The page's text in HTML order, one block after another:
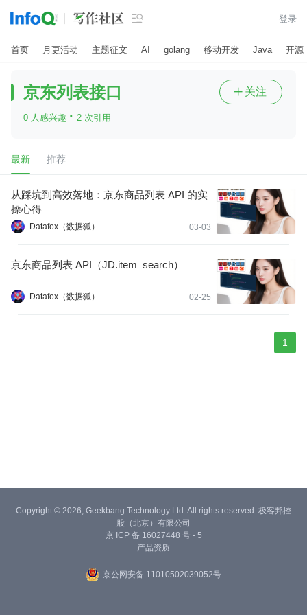
 登录
首页 月更活动 主题征文 AI golang 移动开发 Java 开源
京东列表接口
0 人感兴趣 · 2 次引用
 关注
最新 推荐
从踩坑到高效落地：京东商品列表 API 的实
操心得
Datafox（数据狐） 03-03
京东商品列表 API（JD.item_search）
Datafox（数据狐） 02-25
1
Copyright © 2026, Geekbang Technology Ltd. All rights reserved. 极客邦控
股（北京）有限公司
京 ICP 备 16027448 号 - 5
产品资质
京公网安备 11010502039052号